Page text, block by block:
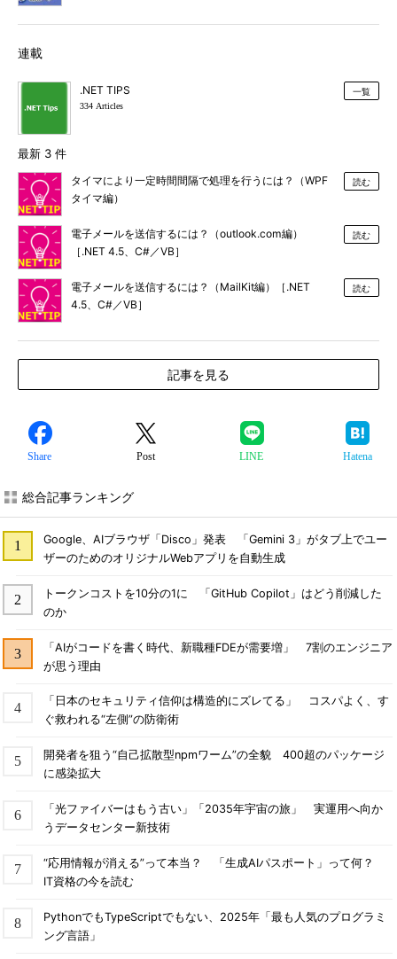
連載
.NET TIPS
334 Articles
一覧
最新 3 件
タイマにより一定時間間隔で処理を行うには？（WPF
タイマ編）
読む
電子メールを送信するには？（outlook.com編）
［.NET 4.5、C#／VB］
読む
電子メールを送信するには？（MailKit編）［.NET
4.5、C#／VB］
読む
記事を見る
Share Post LINE Hatena
総合記事ランキング
Google、AIブラウザ「Disco」発表 「Gemini 3」がタブ上でユー
ザーのためのオリジナルWebアプリを自動生成
トークンコストを10分の1に 「GitHub Copilot」はどう削減した
のか
「AIがコードを書く時代、新職種FDEが需要増」 7割のエンジニア
が思う理由
「日本のセキュリティ信仰は構造的にズレてる」 コスパよく、す
ぐ救われる“左側”の防衛術
開発者を狙う“自己拡散型npmワーム”の全貌 400超のパッケージ
に感染拡大
「光ファイバーはもう古い」「2035年宇宙の旅」 実運用へ向か
うデータセンター新技術
“応用情報が消える”って本当？ 「生成AIパスポート」って何？
IT資格の今を読む
PythonでもTypeScriptでもない、2025年「最も人気のプログラミ
ング言語」